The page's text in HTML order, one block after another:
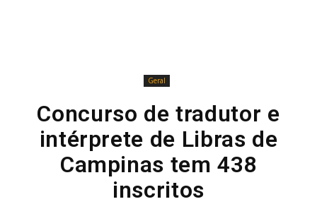
Geral
Concurso de tradutor e
intérprete de Libras de
Campinas tem 438
inscritos